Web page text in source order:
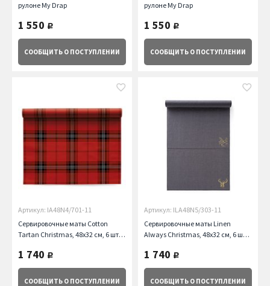
рулоне My Drap
1 550 руб.
СООБЩИТЬ О ПОСТУПЛЕНИИ
рулоне My Drap
1 550 руб.
СООБЩИТЬ О ПОСТУПЛЕНИИ
Артикул: IA48N4/701-11
Сервировочные маты Cotton
Tartan Christmas, 48х32 см, 6 шт. в
1 740 руб.
СООБЩИТЬ О ПОСТУПЛЕНИИ
Артикул: ILA48N5/303-11
Сервировочные маты Linen
Always Christmas, 48х32 см, 6 шт.
1 740 руб.
СООБЩИТЬ О ПОСТУПЛЕНИИ